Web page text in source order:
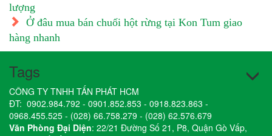
lượng
Ở đâu mua bán chuối hột rừng tại Kon Tum giao
hàng nhanh
Tags
CÔNG TY TNHH TẤN PHÁT HCM
ĐT: 0902.984.792 - 0901.852.853 - 0918.823.863 -
0968.455.525 - (028) 66.758.279 - (028) 62.576.679
Văn Phòng Đại Diện: 22/21 Đường Số 21, P8, Quận Gò Vấp,